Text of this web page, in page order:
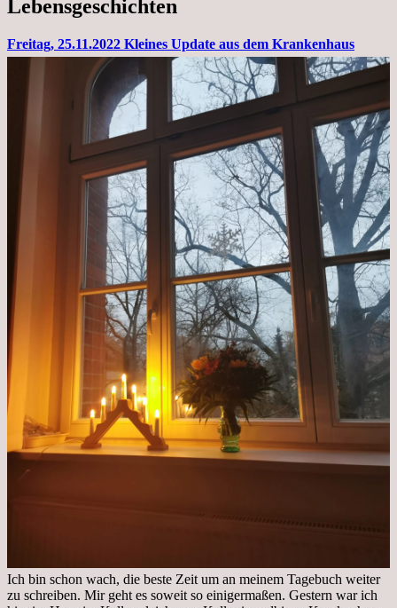
Lebensgeschichten
Freitag, 25.11.2022 Kleines Update aus dem Krankenhaus
Ich bin schon wach, die beste Zeit um an meinem Tagebuch weiter
zu schreiben. Mir geht es soweit so einigermaßen. Gestern war ich